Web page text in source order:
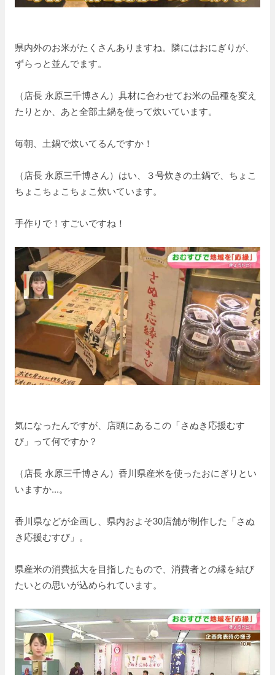
県内外のお米がたくさんありますね。隣にはおにぎりが、
ずらっと並んでます。
（店長 永原三千博さん）具材に合わせてお米の品種を変え
たりとか、あと全部土鍋を使って炊いています。
毎朝、土鍋で炊いてるんですか！
（店長 永原三千博さん）はい、３号炊きの土鍋で、ちょこ
ちょこちょこちょこ炊いています。
手作りで！すごいですね！
気になったんですが、店頭にあるこの「さぬき応援むす
び」って何ですか？
（店長 永原三千博さん）香川県産米を使ったおにぎりとい
いますか...。
香川県などが企画し、県内およそ30店舗が制作した「さぬ
き応援むすび」。
県産米の消費拡大を目指したもので、消費者との縁を結び
たいとの思いが込められています。